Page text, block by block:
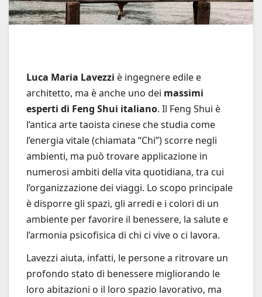
Luca Maria Lavezzi è ingegnere edile e
architetto, ma è anche uno dei massimi
esperti di Feng Shui italiano. Il Feng Shui è
l’antica arte taoista cinese che studia come
l’energia vitale (chiamata “Chi”) scorre negli
ambienti, ma può trovare applicazione in
numerosi ambiti della vita quotidiana, tra cui
l’organizzazione dei viaggi. Lo scopo principale
è disporre gli spazi, gli arredi e i colori di un
ambiente per favorire il benessere, la salute e
l’armonia psicofisica di chi ci vive o ci lavora.
Lavezzi aiuta, infatti, le persone a ritrovare un
profondo stato di benessere migliorando le
loro abitazioni o il loro spazio lavorativo, ma